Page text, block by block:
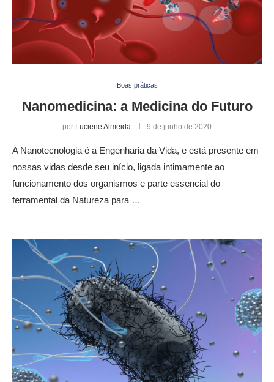
Boas práticas
Nanomedicina: a Medicina do Futuro
por Luciene Almeida 9 de junho de 2020
A Nanotecnologia é a Engenharia da Vida, e está presente em
nossas vidas desde seu início, ligada intimamente ao
funcionamento dos organismos e parte essencial do
ferramental da Natureza para …